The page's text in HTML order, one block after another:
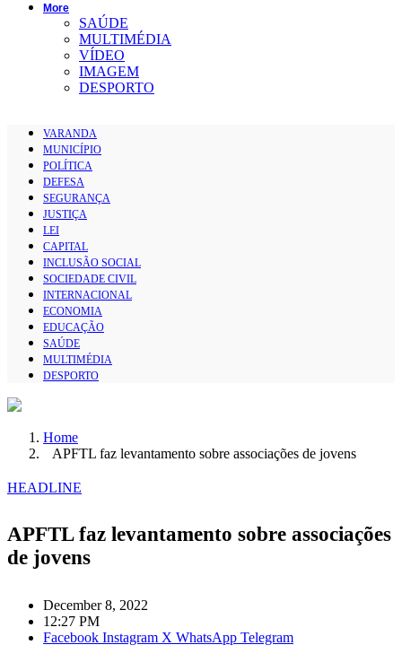
More
SAÚDE
MULTIMÉDIA
VÍDEO
IMAGEM
DESPORTO
VARANDA
MUNICÍPIO
POLÍTICA
DEFESA
SEGURANÇA
JUSTIÇA
LEI
CAPITAL
INCLUSÃO SOCIAL
SOCIEDADE CIVIL
INTERNACIONAL
ECONOMIA
EDUCAÇÃO
SAÚDE
MULTIMÉDIA
DESPORTO
Home
APFTL faz levantamento sobre associações de jovens
HEADLINE
APFTL faz levantamento sobre associações
de jovens
December 8, 2022
12:27 PM
Facebook Instagram X WhatsApp Telegram